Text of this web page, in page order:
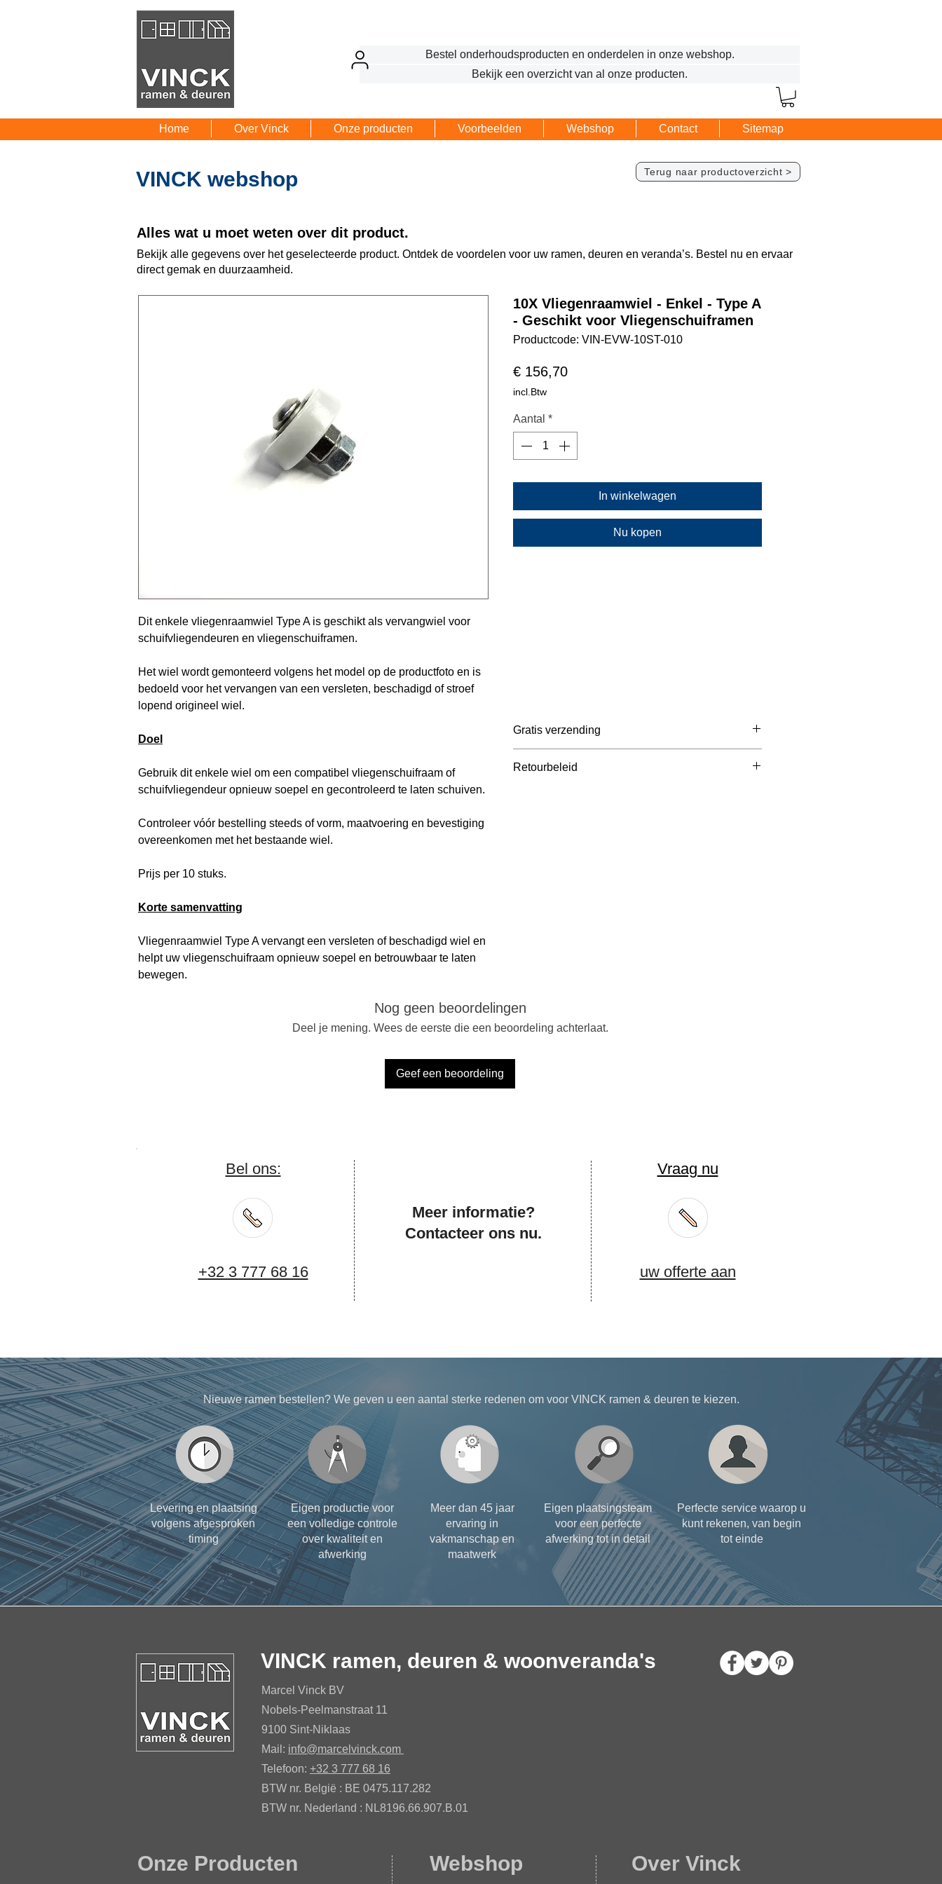
Bestel onderhoudsproducten en onderdelen in onze webshop.
Bekijk een overzicht van al onze producten.
Home Over Vinck Onze producten Voorbeelden Webshop Contact Sitemap
VINCK webshop Terug naar productoverzicht >
Alles wat u moet weten over dit product.
Bekijk alle gegevens over het geselecteerde product. Ontdek de voordelen voor uw ramen, deuren en veranda’s. Bestel nu en ervaar
direct gemak en duurzaamheid.
Dit enkele vliegenraamwiel Type A is geschikt als vervangwiel voor
schuifvliegendeuren en vliegenschuiframen.
Het wiel wordt gemonteerd volgens het model op de productfoto en is
bedoeld voor het vervangen van een versleten, beschadigd of stroef
lopend origineel wiel.
Doel
Gebruik dit enkele wiel om een compatibel vliegenschuifraam of
schuifvliegendeur opnieuw soepel en gecontroleerd te laten schuiven.
Controleer vóór bestelling steeds of vorm, maatvoering en bevestiging
overeenkomen met het bestaande wiel.
Prijs per 10 stuks.
Korte samenvatting
Vliegenraamwiel Type A vervangt een versleten of beschadigd wiel en
helpt uw vliegenschuifraam opnieuw soepel en betrouwbaar te laten
bewegen.
10X Vliegenraamwiel - Enkel - Type A
- Geschikt voor Vliegenschuiframen
Productcode: VIN-EVW-10ST-010
€ 156,70Prijs
incl.Btw
Aantal *
In winkelwagen
Nu kopen
Gratis verzending
Nederland: ≥ € 75 incl BTW
Retourbeleid
Nog geen beoordelingen
Deel je mening. Wees de eerste die een beoordeling achterlaat.
Geef een beoordeling
Bel ons:
+32 3 777 68 16
Meer informatie?
Contacteer ons nu.
Vraag nu
uw offerte aan
Nieuwe ramen bestellen? We geven u een aantal sterke redenen om voor VINCK ramen & deuren te kiezen.
Levering en plaatsing
volgens afgesproken
timing
Eigen productie voor
een volledige controle
over kwaliteit en
afwerking
Meer dan 45 jaar
ervaring in
vakmanschap en
maatwerk
Eigen plaatsingsteam
voor een perfecte
afwerking tot in detail
Perfecte service waarop u
kunt rekenen, van begin
tot einde
VINCK ramen, deuren & woonveranda's
Marcel Vinck BV
Nobels-Peelmanstraat 11
9100 Sint-Niklaas​
Mail: info@marcelvinck.com
Telefoon: +32 3 777 68 16
BTW nr. België : BE 0475.117.282​
BTW nr. Nederland : NL8196.66.907.B.01​
Onze Producten Webshop Over Vinck